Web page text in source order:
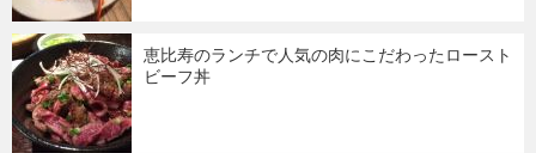
恵比寿のランチで人気の肉にこだわったロースト
ビーフ丼